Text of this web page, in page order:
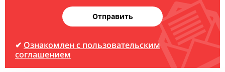
Отправить
✔ Ознакомлен с пользовательским
соглашением